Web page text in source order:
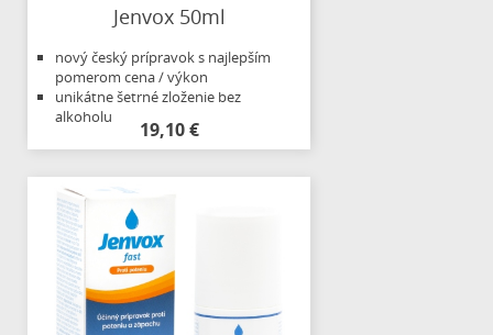
Jenvox 50ml
nový český prípravok s najlepším
pomerom cena / výkon
unikátne šetrné zloženie bez
alkoholu
19,10 €